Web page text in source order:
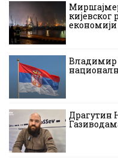
економији
Владимир
Драгутин